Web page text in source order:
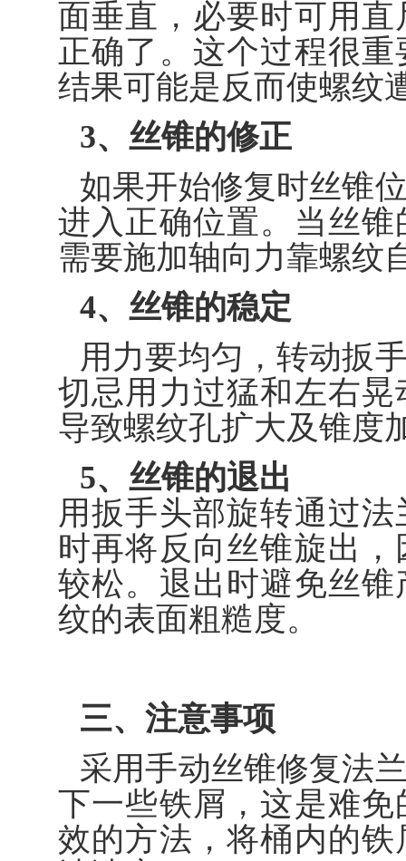
面垂直，必要时可用
正确了。这个过程很
结果可能是反而使螺纹
3、丝锥的修正
如果开始修复时丝锥
进入正确位置。当丝
需要施加轴向力靠螺纹
4、丝锥的稳定
用力要均匀，转动扳
切忌用力过猛和左右
导致螺纹孔扩大及锥度
5、丝锥的退出
用扳手头部旋转通过
时再将反向丝锥旋出
较松。退出时避免丝
纹的表面粗糙度。
三、注意事项
采用手动丝锥修复法
下一些铁屑，这是难
效的方法，将桶内的